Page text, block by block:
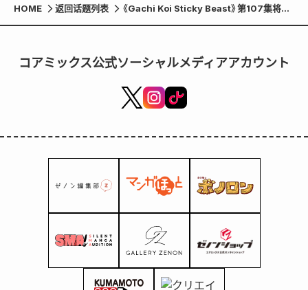
HOME 返回话题列表
《Gachi Koi Sticky Beast》第107集将提
前发布，作者Seira在SNS上宣布下一集将
コアミックス公式ソーシャルメディアアカウント